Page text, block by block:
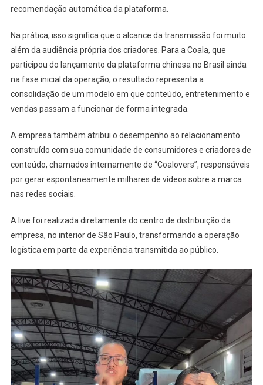
recomendação automática da plataforma.
Na prática, isso significa que o alcance da transmissão foi muito
além da audiência própria dos criadores. Para a Coala, que
participou do lançamento da plataforma chinesa no Brasil ainda
na fase inicial da operação, o resultado representa a
consolidação de um modelo em que conteúdo, entretenimento e
vendas passam a funcionar de forma integrada.
A empresa também atribui o desempenho ao relacionamento
construído com sua comunidade de consumidores e criadores de
conteúdo, chamados internamente de “Coalovers”, responsáveis
por gerar espontaneamente milhares de vídeos sobre a marca
nas redes sociais.
A live foi realizada diretamente do centro de distribuição da
empresa, no interior de São Paulo, transformando a operação
logística em parte da experiência transmitida ao público.